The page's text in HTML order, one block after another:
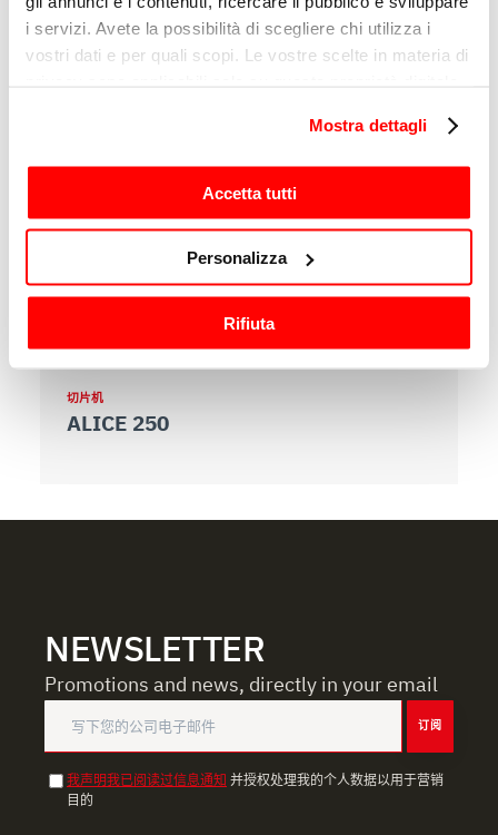
i servizi. Avete la possibilità di scegliere chi utilizza i
vostri dati e per quali scopi. Le vostre scelte in materia di
modificare o revocare il proprio consenso in qualsiasi
momento dalla Dichiarazione sui cookie o facendo clic
sull'icona di attivazione della privacy.
raccogliere informazioni sulla tua posizione
geografica, con un'approssimazione di qualche
Identificare il tuo dispositivo, scansionandolo
(impronte digitali).
Approfondisci come vengono elaborati i tuoi dati personali
dalla Dichiarazione sui cookie.
media e per analizzare il nostro traffico. Condividiamo
inoltre informazioni sul modo in cui l’utente utilizza il
nostro sito con i nostri partner che si occupano di analisi
dei dati web, pubblicità e social media, i quali potrebbero
combinarle con altre informazioni che ha fornito loro o
che hanno raccolto dal suo utilizzo dei loro servizi.
Mostra dettagli
Accetta tutti
Personalizza
Rifiuta
impeccable maintenance
A clean slicer is an efficient slicer. Learn the
best cleaning practices and which models
您可能感兴趣的其他产品
页1的8
切片机
ALICE 250
NEWSLETTER
Promotions and news, directly in your email
订阅
我声明我已阅读过信息通知 并授权处理我的个人数据以用于营销
目的